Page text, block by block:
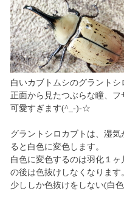
白いカブトムシのグラントシ
正面から見たつぶらな瞳、フ
可愛すぎます(^_-)-☆
グラントシロカブトは、湿
ると白色に変色します。
白色に変色するのは羽化１
の後は色抜けしなくなります
少ししか色抜けをしない(白